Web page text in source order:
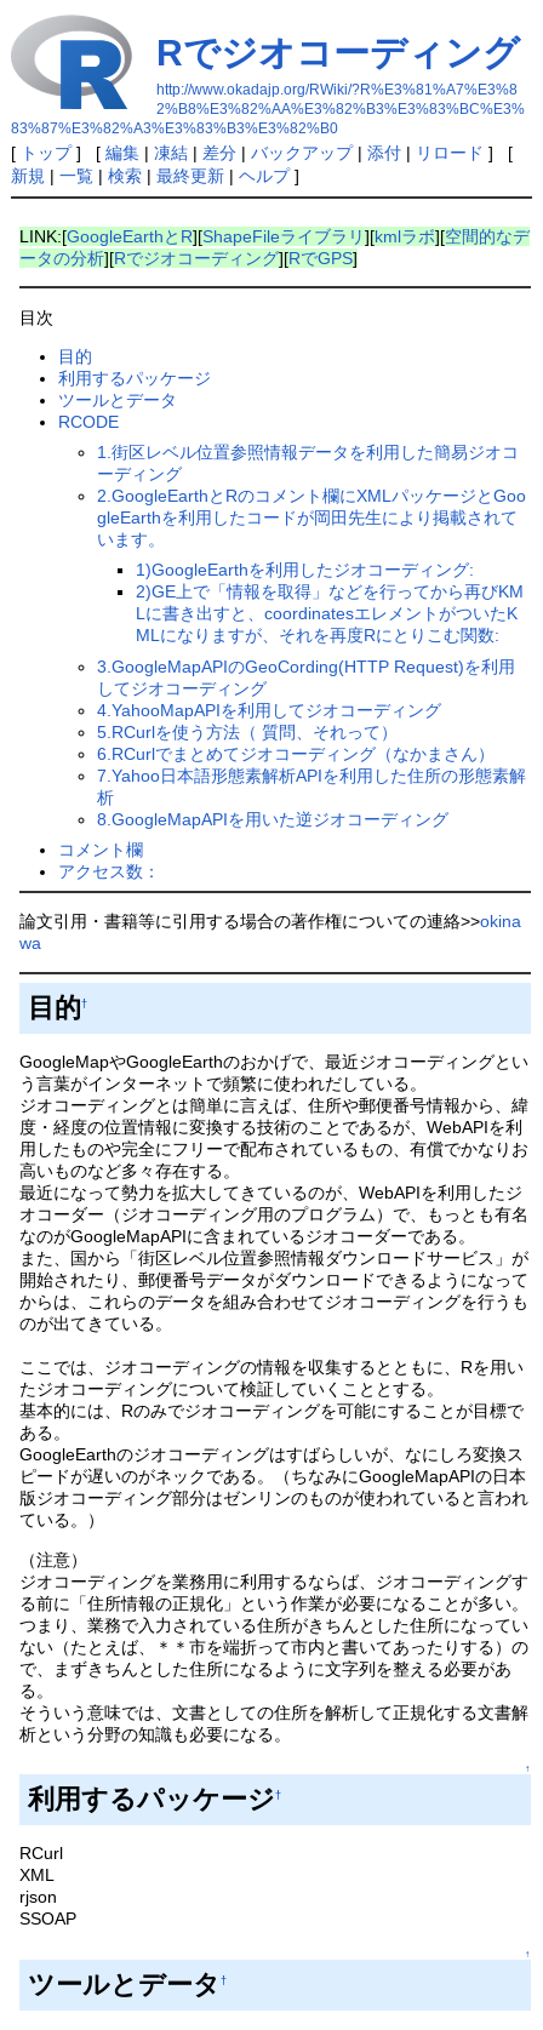
Rでジオコーディング
http://www.okadajp.org/RWiki/?R%E3%81%A7%E3%8
2%B8%E3%82%AA%E3%82%B3%E3%83%BC%E3%
83%87%E3%82%A3%E3%83%B3%E3%82%B0
[ トップ] [ 編集| 凍結| 差分| バックアップ| 添付| リロード ] [
新規 | 一覧| 検索| 最終更新| ヘルプ]
LINK:[GoogleEarthとR][ShapeFileライブラリ][kmlラボ][空間的なデ
ータの分析][Rでジオコーディング][RでGPS]
目次
目的
利用するパッケージ
ツールとデータ
RCODE
1.街区レベル位置参照情報データを利用した簡易ジオコ
ーディング
2.GoogleEarthとRのコメント欄にXMLパッケージとGoo
gleEarthを利用したコードが岡田先生により掲載されて
います。
1)GoogleEarthを利用したジオコーディング:
2)GE上で「情報を取得」などを行ってから再びKM
Lに書き出すと、coordinatesエレメントがついたK
MLになりますが、それを再度Rにとりこむ関数:
3.GoogleMapAPIのGeoCording(HTTP Request)を利用
してジオコーディング
4.YahooMapAPIを利用してジオコーディング
5.RCurlを使う方法（ 質問、それって）
6.RCurlでまとめてジオコーディング（なかまさん）
7.Yahoo日本語形態素解析APIを利用した住所の形態素解
析
8.GoogleMapAPIを用いた逆ジオコーディング
コメント欄
アクセス数：
論文引用・書籍等に引用する場合の著作権についての連絡>>okina
wa
目的†
GoogleMapやGoogleEarthのおかげで、最近ジオコーディングとい
う言葉がインターネットで頻繁に使われだしている。
ジオコーディングとは簡単に言えば、住所や郵便番号情報から、緯
度・経度の位置情報に変換する技術のことであるが、WebAPIを利
用したものや完全にフリーで配布されているもの、有償でかなりお
高いものなど多々存在する。
最近になって勢力を拡大してきているのが、WebAPIを利用したジ
オコーダー（ジオコーディング用のプログラム）で、もっとも有名
なのがGoogleMapAPIに含まれているジオコーダーである。
また、国から「街区レベル位置参照情報ダウンロードサービス」が
開始されたり、郵便番号データがダウンロードできるようになって
からは、これらのデータを組み合わせてジオコーディングを行うも
のが出てきている。
ここでは、ジオコーディングの情報を収集するとともに、Rを用い
たジオコーディングについて検証していくこととする。
基本的には、Rのみでジオコーディングを可能にすることが目標で
ある。
GoogleEarthのジオコーディングはすばらしいが、なにしろ変換ス
ピードが遅いのがネックである。（ちなみにGoogleMapAPIの日本
版ジオコーディング部分はゼンリンのものが使われていると言われ
ている。）
（注意）
ジオコーディングを業務用に利用するならば、ジオコーディングす
る前に「住所情報の正規化」という作業が必要になることが多い。
つまり、業務で入力されている住所がきちんとした住所になってい
ない（たとえば、＊＊市を端折って市内と書いてあったりする）の
で、まずきちんとした住所になるように文字列を整える必要があ
る。
そういう意味では、文書としての住所を解析して正規化する文書解
析という分野の知識も必要になる。
↑
利用するパッケージ†
RCurl
XML
rjson
SSOAP
↑
ツールとデータ †